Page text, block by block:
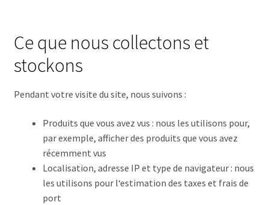
Ce que nous collectons et
stockons
Pendant votre visite du site, nous suivons :
Produits que vous avez vus : nous les utilisons pour,
par exemple, afficher des produits que vous avez
récemment vus
Localisation, adresse IP et type de navigateur : nous
les utilisons pour l‘estimation des taxes et frais de
port